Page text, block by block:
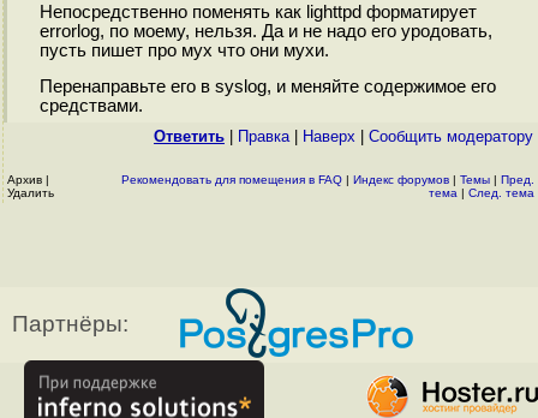
Непосредственно поменять как lighttpd форматирует
errorlog, по моему, нельзя. Да и не надо его уродовать,
пусть пишет про мух что они мухи.
Перенаправьте его в syslog, и меняйте содержимое его
средствами.
Ответить Правка| Наверх Cообщить модератору
Архив |
Удалить
Рекомендовать для помещения в FAQ | Индекс форумов | Темы | Пред.
тема | След. тема
Партнёры: